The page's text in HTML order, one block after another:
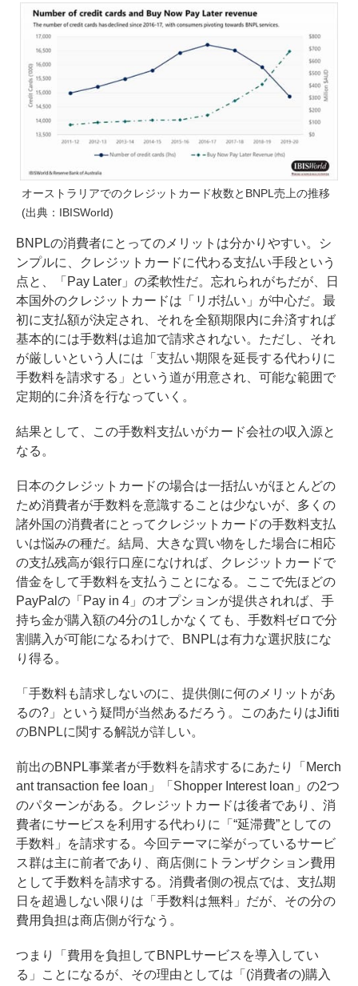
オーストラリアでのクレジットカード枚数とBNPL売上の推移
(出典：IBISWorld)
BNPLの消費者にとってのメリットは分かりやすい。シ
ンプルに、クレジットカードに代わる支払い手段という
点と、「Pay Later」の柔軟性だ。忘れられがちだが、日
本国外のクレジットカードは「リボ払い」が中心だ。最
初に支払額が決定され、それを全額期限内に弁済すれば
基本的には手数料は追加で請求されない。ただし、それ
が厳しいという人には「支払い期限を延長する代わりに
手数料を請求する」という道が用意され、可能な範囲で
定期的に弁済を行なっていく。
結果として、この手数料支払いがカード会社の収入源と
なる。
日本のクレジットカードの場合は一括払いがほとんどの
ため消費者が手数料を意識することは少ないが、多くの
諸外国の消費者にとってクレジットカードの手数料支払
いは悩みの種だ。結局、大きな買い物をした場合に相応
の支払残高が銀行口座になければ、クレジットカードで
借金をして手数料を支払うことになる。ここで先ほどの
PayPalの「Pay in 4」のオプションが提供されれば、手
持ち金が購入額の4分の1しかなくても、手数料ゼロで分
割購入が可能になるわけで、BNPLは有力な選択肢にな
り得る。
「手数料も請求しないのに、提供側に何のメリットがあ
るの?」という疑問が当然あるだろう。このあたりはJifiti
のBNPLに関する解説が詳しい。
前出のBNPL事業者が手数料を請求するにあたり「Merch
ant transaction fee loan」「Shopper Interest loan」の2つ
のパターンがある。クレジットカードは後者であり、消
費者にサービスを利用する代わりに「“延滞費”としての
手数料」を請求する。今回テーマに挙がっているサービ
ス群は主に前者であり、商店側にトランザクション費用
として手数料を請求する。消費者側の視点では、支払期
日を超過しない限りは「手数料は無料」だが、その分の
費用負担は商店側が行なう。
つまり「費用を負担してBNPLサービスを導入してい
る」ことになるが、その理由としては「(消費者の)購入